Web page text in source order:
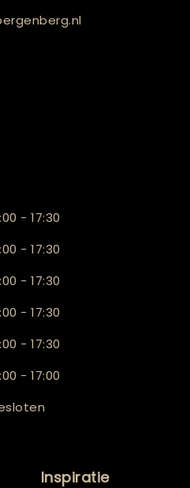
- 17:30
- 17:30
- 17:30
- 17:30
- 17:30
- 17:00
Inspiratie